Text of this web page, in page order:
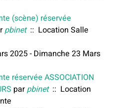
(scène) réservée
pbinet:: Location Salle
2025 - Dimanche 23 Mars
réservée ASSOCIATION
parpbinet:: Location